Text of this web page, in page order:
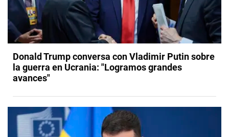
Donald Trump conversa con Vladimir Putin sobre
la guerra en Ucrania: "Logramos grandes
avances"